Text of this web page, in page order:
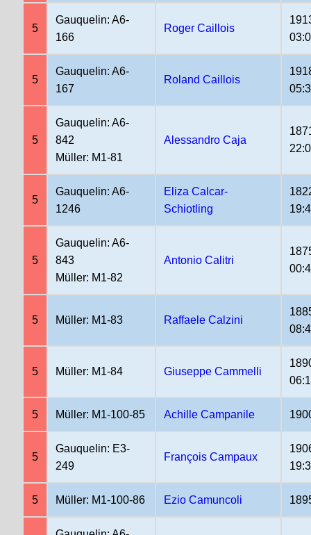
5
Gauquelin: A6-
166
Roger Caillois
5
Gauquelin: A6-
167
Roland Caillois
5
Gauquelin: A6-
842
Müller: M1-81
Alessandro Caja
5
Gauquelin: A6-
1246
Eliza Calcar-
Schiotling
5
Gauquelin: A6-
843
Müller: M1-82
Antonio Calitri
5 Müller: M1-83 Raffaele Calzini
5 Müller: M1-84 Giuseppe Cammelli
5 Müller: M1-100-85 Achille Campanile
5
Gauquelin: E3-
249
François Campaux
5 Müller: M1-100-86 Ezio Camuncoli